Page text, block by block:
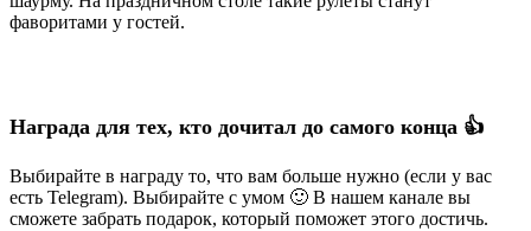
фаворитами у гостей.
Награда для тех, кто дочитал до самого конца 👍
Выбирайте в награду то, что вам больше нужно (если у вас
есть Telegram). Выбирайте с умом 🙂 В нашем канале вы
сможете забрать подарок, который поможет этого достичь.